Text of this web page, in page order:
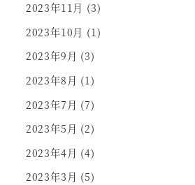
2023年11月 (3)
2023年10月 (1)
2023年9月 (3)
2023年8月 (1)
2023年7月 (7)
2023年5月 (2)
2023年4月 (4)
2023年3月 (5)